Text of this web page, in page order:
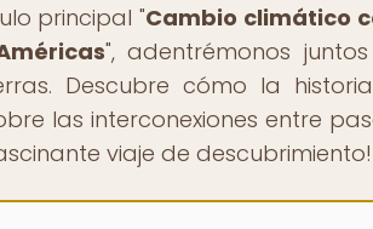
principal "Cambio climático
", adentrémonos
Descubre cómo la
las interconexiones entre
viaje de descubrimiento!